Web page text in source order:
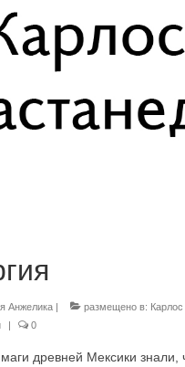
Анжелика | размещено в:
| 0
древней Мексики знали,